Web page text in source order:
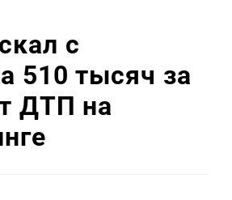
с
510 тысяч за
ДТП на